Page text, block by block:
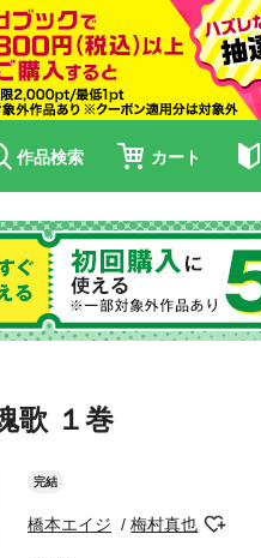
作品検索 カート
歌 １巻
完結
橋本エイジ 梅村真也